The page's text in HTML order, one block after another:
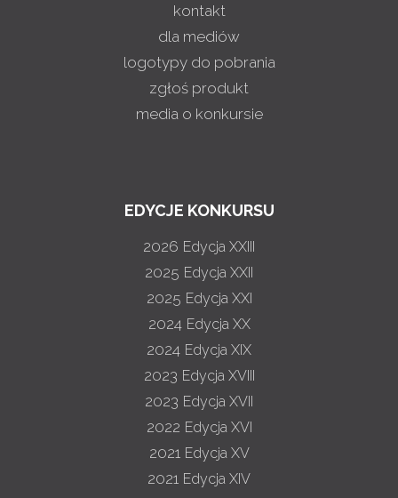
kontakt
dla mediów
logotypy do pobrania
zgłoś produkt
media o konkursie
EDYCJE KONKURSU
2026 Edycja XXIII
2025 Edycja XXII
2025 Edycja XXI
2024 Edycja XX
2024 Edycja XIX
2023 Edycja XVIII
2023 Edycja XVII
2022 Edycja XVI
2021 Edycja XV
2021 Edycja XIV